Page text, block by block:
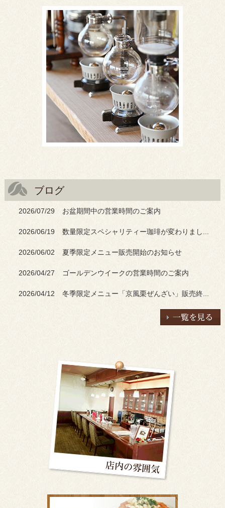
ブログ
2026/07/29 お盆期間中の営業時間のご案内
2026/06/19 数量限定スペシャリティー珈琲が変わりまし...
2026/06/02 夏季限定メニュー販売開始のお知らせ
2026/04/27 ゴールデンウイークの営業時間のご案内
2026/04/12 冬季限定メニュー「京風栗ぜんざい」販売終...